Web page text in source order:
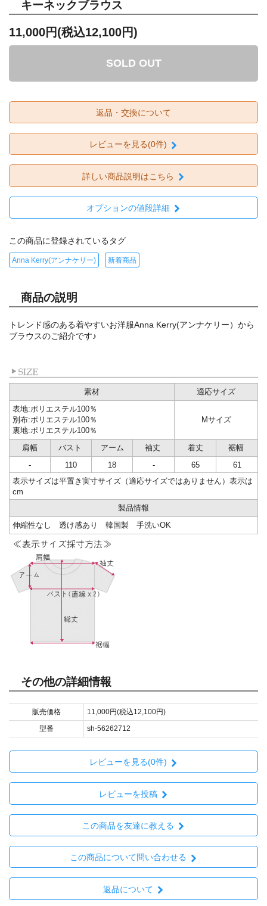
キーネックブラウス
11,000円(税込12,100円)
SOLD OUT
返品・交換について
レビューを見る(0件)
詳しい商品説明はこちら
オプションの値段詳細
この商品に登録されているタグ
Anna Kerry(アンナケリー) 新着商品
商品の説明
トレンド感のある着やすいお洋服Anna Kerry(アンナケリー）から
ブラウスのご紹介です♪
素材
適応サイズ
表地:ポリエステル100％
別布:ポリエステル100％
裏地:ポリエステル100％
Mサイズ
肩幅 バスト アーム 袖丈 着丈
裾幅
-
110 18 - 65
61
表示サイズは平置き実寸サイズ（適応サイズではありません）表示は
cm
製品情報
伸縮性なし 透け感あり 韓国製 手洗いOK
その他の詳細情報
販売価格
11,000円(税込12,100円)
型番
sh-56262712
レビューを見る(0件)
レビューを投稿
この商品を友達に教える
この商品について問い合わせる
返品について